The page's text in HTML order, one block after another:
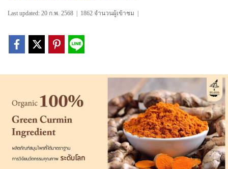
Last updated: 20 ก.พ. 2568 1862 จำนวนผู้เข้าชม